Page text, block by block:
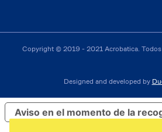
Copyright © 2019 - 2021 Acrobatica. Todos
Designed and developed by
Aviso en el momento de la